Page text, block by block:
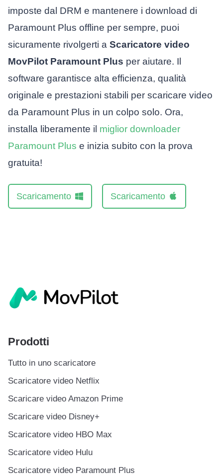
imposte dal DRM e mantenere i download di
Paramount Plus offline per sempre, puoi
sicuramente rivolgerti a Scaricatore video
MovPilot Paramount Plus per aiutare. Il
software garantisce alta efficienza, qualità
originale e prestazioni stabili per scaricare video
da Paramount Plus in un colpo solo. Ora,
installa liberamente il miglior downloader
Paramount Plus e inizia subito con la prova
gratuita!
Scaricamento Scaricamento
Prodotti
Tutto in uno scaricatore
Scaricatore video Netflix
Scaricare video Amazon Prime
Scaricare video Disney+
Scaricatore video HBO Max
Scaricatore video Hulu
Scaricatore video Paramount Plus